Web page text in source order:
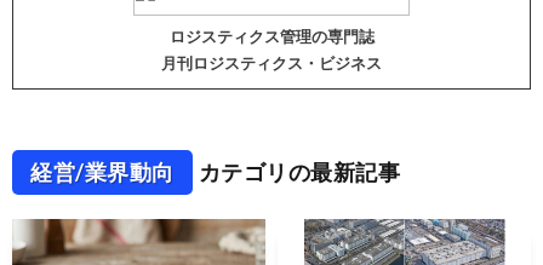
ロジスティクス管理の専門誌
月刊ロジスティクス・ビジネス
経営/業界動向 カテゴリの最新記事